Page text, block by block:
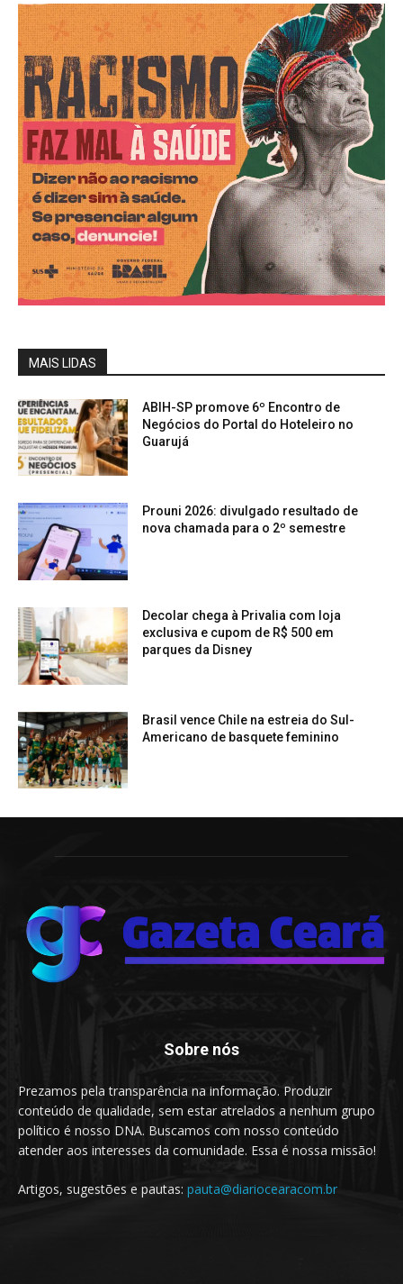
MAIS LIDAS
ABIH-SP promove 6º Encontro de
Negócios do Portal do Hoteleiro no
Guarujá
Prouni 2026: divulgado resultado de
nova chamada para o 2º semestre
Decolar chega à Privalia com loja
exclusiva e cupom de R$ 500 em
parques da Disney
Brasil vence Chile na estreia do Sul-
Americano de basquete feminino
Sobre nós
Prezamos pela transparência na informação. Produzir
conteúdo de qualidade, sem estar atrelados a nenhum grupo
político é nosso DNA. Buscamos com nosso conteúdo
atender aos interesses da comunidade. Essa é nossa missão!
Artigos, sugestões e pautas: pauta@diariocearacom.br